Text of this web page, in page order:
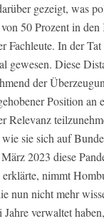
gezeigt, was
50 Prozent in
Fachleute. In der
gewesen. Diese
der
Position an
Relevanz
sie sich auf
2023 diese
nimmt
nun nicht mehr
verwaltet